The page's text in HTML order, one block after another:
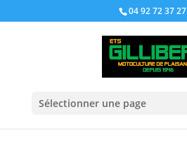
04 92 72 37 27
Sélectionner une page